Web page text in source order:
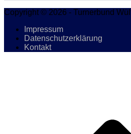
Copyright © 2026 - Turnerbund
Impressum
Datenschutzerklärung
Kontakt